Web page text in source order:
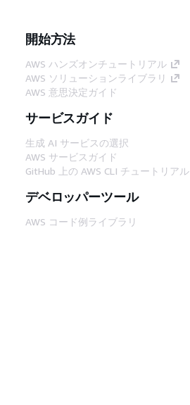
開始方法
AWS ハンズオンチュートリアル
AWS ソリューションライブラリ
AWS 意思決定ガイド
サービスガイド
生成 AI サービスの選択
AWS サービスガイド
GitHub 上の AWS CLI チュートリアル
デベロッパーツール
AWS コード例ライブラリ